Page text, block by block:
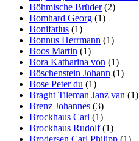
Böhmische Brüder(2)
Bomhard Georg (1)
Bonifatius (1)
Bonnus Herrmann (1)
Boos Martin (1)
Bora Katharina von (1)
Böschenstein Johann (1)
Bose Peter du (1)
Braght Tileman Janz van (1)
Brenz Johannes (3)
Brockhaus Carl (1)
Brockhaus Rudolf(1)